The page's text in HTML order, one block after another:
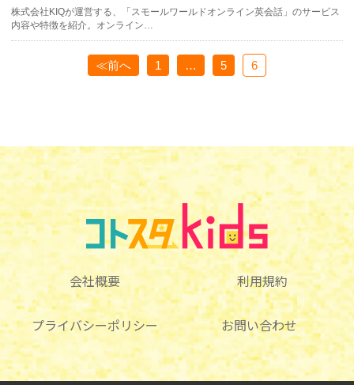
株式会社KIQが運営する、「スモールワールドオンライン英会話」のサービス
内容や特徴を紹介。オンライン…
≪前へ 1 … 5 6
会社概要 利用規約
プライバシーポリシー お問い合わせ